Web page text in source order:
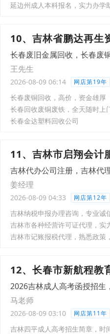
延边州成人本科报名，实力办学
10、吉林省鹏达再生
长春废旧金属回收，长春废
王先生
2026-08-09 06:14 网店第19年
长春废铜回收，高价，资金雄厚
长春回收废铜废铁，全天随时上
长春金达塑料回收公司
11、吉林市启翔会计
吉林代办公司注册，吉林代
姜经理
2026-08-09 04:33 网店第12年
吉林纳税申报办理咨询，专业诚
吉林市各种经营许可证代理，实
吉林市记账报税代理，熟悉政策
12、长春市新航程教
2026吉林成人高考函授招
马老师
2026-08-09 03:10 网店第11年
吉林四平成人高考招生简章，时